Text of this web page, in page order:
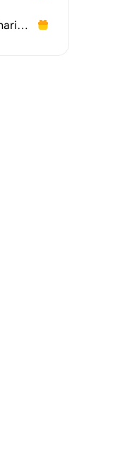
TradFi Trading Strategies Sharing Challenge